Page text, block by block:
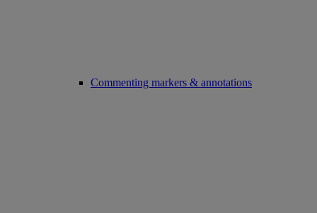
Commenting markers & annotations